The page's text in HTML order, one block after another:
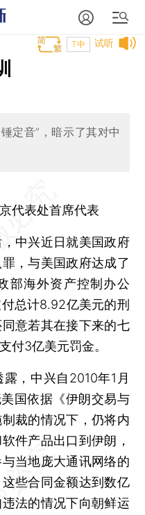
试听
T中
定音”，暗示了其对中
代表处首席代表
中兴近日就美国政府
，与美国政府达成了
部海外资产控制办公
总计8.92亿美元的刑
意若其在接下来的七
付3亿美元罚金。
，中兴自2010年1月
国依据《伊朗交易与
裁的情况下，仍将内
件产品出口到伊朗，
当地庞大通讯网络的
些合同金额达到数亿
法的情况下向朝鲜运